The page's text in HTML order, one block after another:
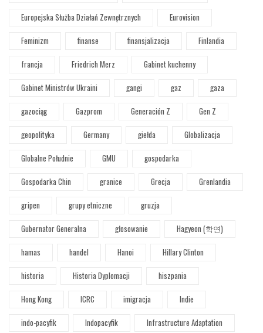
Europejska Służba Działań Zewnętrznych
Eurovision
Feminizm
finanse finansjalizacja
Finlandia
francja
Friedrich Merz
Gabinet kuchenny
Gabinet Ministrów Ukraini
gangi gaz
gaza
gazociąg
Gazprom Generación Z
Gen Z
geopolityka
Germany giełda
Globalizacja
Globalne Południe
GMU
gospodarka
Gospodarka Chin
granice Grecja
Grenlandia
gripen
grupy etniczne
gruzja
Gubernator Generalna
głosowanie
Hagyeon (학연)
hamas
handel Hanoi
Hillary Clinton
historia
Historia Dyplomacji
hiszpania
Hong Kong
ICRC imigracja
Indie
indo-pacyfik
Indopacyfik
Infrastructure Adaptation